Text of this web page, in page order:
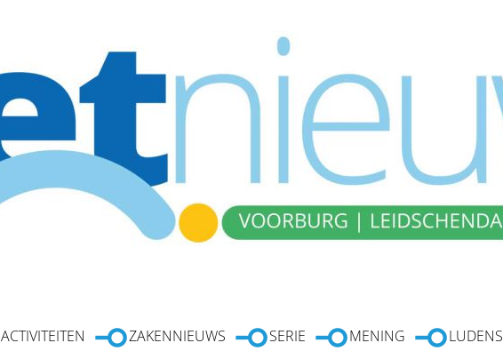
ACTIVITEITEN ZAKENNIEUWS SERIE MENING LUDENS